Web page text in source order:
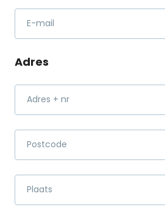
E-mail
Adres
Adres + nr
Postcode
Plaats